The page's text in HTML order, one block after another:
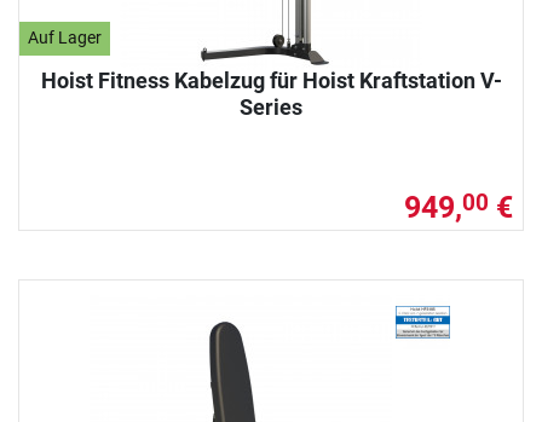
Auf Lager
Hoist Fitness Kabelzug für Hoist Kraftstation V-
Series
949,00 €